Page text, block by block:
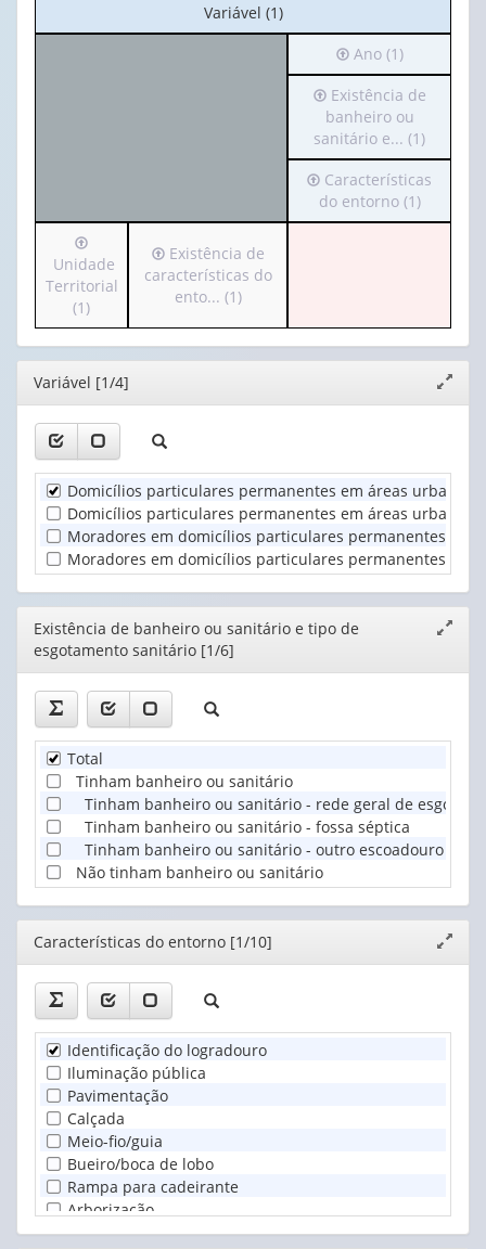
No
cabeçalho:
Variável (1)
Irá
para
o
cabeçalho
(possui
apenas
1
valor):
Ano (1)
Irá
para
o
cabeçalho
(possui
apenas
1
banheiro
Existência de
banheiro ou
sanitário e... (1)
Irá
para
o
valor):
Características
do entorno (1)
Irá
para
o
cabeçalho
(possui
apenas
valor):
Unidade
Territorial
(1)
Unidade
Territorial
(1)
Irá
para
apenas
valor):
Existência
de
características
do
ento...
(1)
Existência de
características do
ento... (1)
Editor
janela
Variável [1/4]
Domicílios particulares permanentes em áreas urbanas
Domicílios particulares permanentes em áreas urbanas
Moradores em domicílios particulares permanentes em
Moradores em domicílios particulares permanentes em
Editor
Existência de banheiro ou sanitário e tipo de
esgotamento sanitário [1/6]
Total
Tinham banheiro ou sanitário
Tinham banheiro ou sanitário - rede geral de esgoto
Tinham banheiro ou sanitário - fossa séptica
Tinham banheiro ou sanitário - outro escoadouro
Não tinham banheiro ou sanitário
Editor
janela
Características do entorno [1/10]
Identificação do logradouro
Iluminação pública
Pavimentação
Calçada
Meio-fio/guia
Bueiro/boca de lobo
Rampa para cadeirante
Arborização
Esgoto a céu aberto